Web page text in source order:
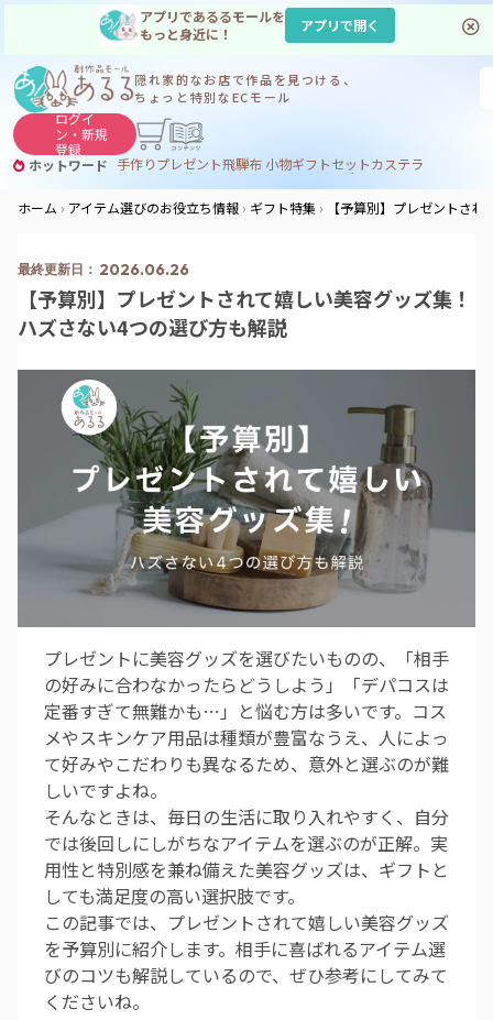
アプリであるるモールを
もっと身近に！
アプリで開く
隠れ家的なお店で作品を見つける、
ちょっと特別なECモール
ログイ
ン・新規
登録
ホットワード 手作りプレゼント飛騨布 小物ギフトセットカステラ
サヌカイト コーヒー
ジンギスカン
ホーム
アイテム選びのお役立ち情報 ギフト特集 【予算別】プレゼントさ
2026.06.26
【予算別】プレゼントされて嬉しい美容グッズ集！
ハズさない4つの選び方も解説
プレゼントに美容グッズを選びたいものの、「相手
の好みに合わなかったらどうしよう」「デパコスは
定番すぎて無難かも…」と悩む方は多いです。コス
メやスキンケア用品は種類が豊富なうえ、人によっ
て好みやこだわりも異なるため、意外と選ぶのが難
しいですよね。
そんなときは、毎日の生活に取り入れやすく、自分
では後回しにしがちなアイテムを選ぶのが正解。実
用性と特別感を兼ね備えた美容グッズは、ギフトと
しても満足度の高い選択肢です。
この記事では、プレゼントされて嬉しい美容グッズ
を予算別に紹介します。相手に喜ばれるアイテム選
びのコツも解説しているので、ぜひ参考にしてみて
くださいね。